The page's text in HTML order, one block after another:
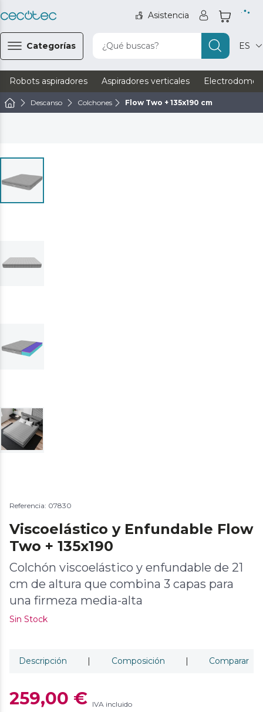
Asistencia
Categorías ¿Qué buscas? ES
Robots aspiradores Aspiradores verticales
Descanso Colchones Flow Two + 135x190 cm
Referencia: 07830
Viscoelástico y Enfundable Flow
Two + 135x190
Colchón viscoelástico y enfundable de 21
cm de altura que combina 3 capas para
una firmeza media-alta
Sin Stock
Descripción | Composición | Comparar
259,00 € IVA incluido